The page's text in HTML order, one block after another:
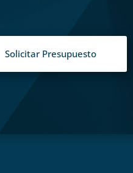
Solicitar Presupuesto